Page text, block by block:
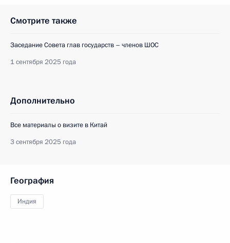
Смотрите также
Заседание Совета глав государств – членов ШОС
1 сентября 2025 года
Дополнительно
Все материалы о визите в Китай
3 сентября 2025 года
География
Индия